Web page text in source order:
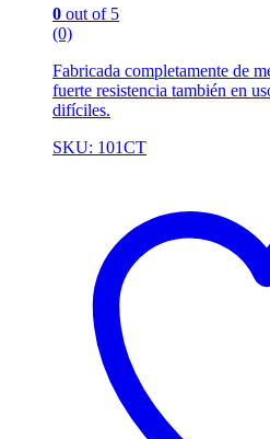
0 out of 5
(0)
Fabricada completamente de
fuerte resistencia también en
difíciles.
SKU: 101CT